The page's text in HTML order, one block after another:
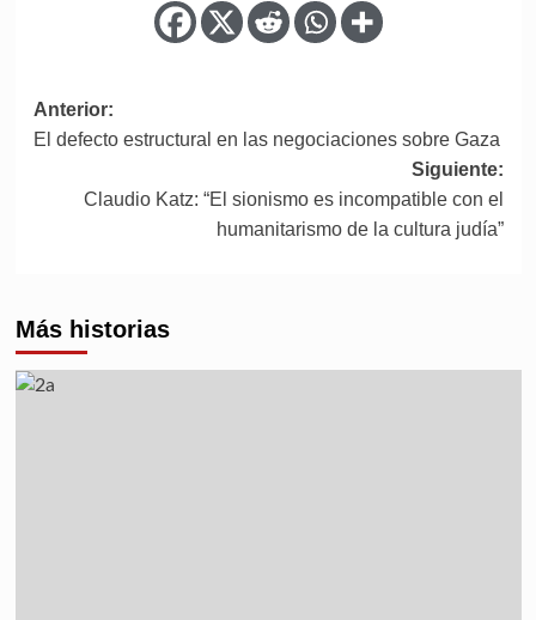
Anterior:
El defecto estructural en las negociaciones sobre Gaza
Siguiente:
Claudio Katz: “El sionismo es incompatible con el
humanitarismo de la cultura judía”
Más historias